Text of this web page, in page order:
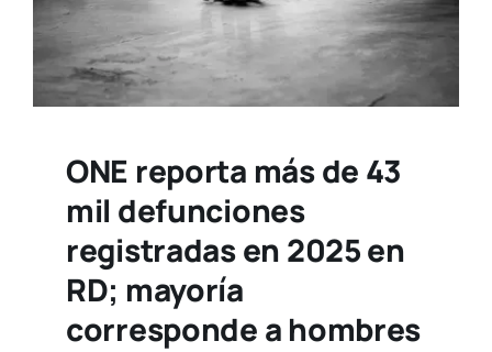
ONE reporta más de 43
mil defunciones
registradas en 2025 en
RD; mayoría
corresponde a hombres